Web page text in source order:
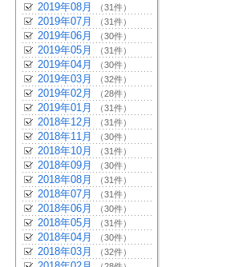
2019年08月 （31件）
2019年07月 （31件）
2019年06月 （30件）
2019年05月 （31件）
2019年04月 （30件）
2019年03月 （32件）
2019年02月 （28件）
2019年01月 （31件）
2018年12月 （31件）
2018年11月 （30件）
2018年10月 （31件）
2018年09月 （30件）
2018年08月 （31件）
2018年07月 （31件）
2018年06月 （30件）
2018年05月 （31件）
2018年04月 （30件）
2018年03月 （32件）